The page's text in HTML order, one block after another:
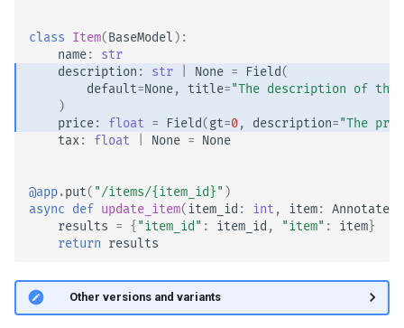
Incluyendo WSGI - Flask,
Django, otros
Generando SDKs
JSON con Bytes como
Base64
Type
class Item(BaseModel ):
name:
str
description : str None = Field(
default=None, title="The description of the
)
price: float = Field(gt=0, description="The
tax: float None = None
@app.put( "/items/{item_id}" )
async def update_item(item_id : int , item: Annotated
results = { "item_id" : item_id , "item" : item}
return results
🤓 Other versions and variants